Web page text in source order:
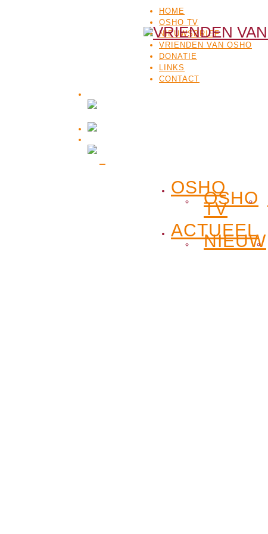
HOME
OSHO TV
NIEUWSBRIEF
VRIENDEN VAN OSHO
DONATIE
LINKS
CONTACT
OSHO
OSHO
TV
ACTUEEL
NIEUW